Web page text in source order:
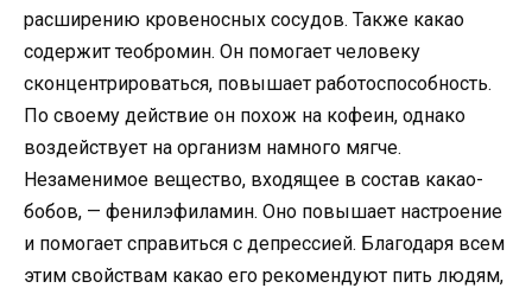
расширению кровеносных сосудов. Также какао
содержит теобромин. Он помогает человеку
сконцентрироваться, повышает работоспособность.
По своему действие он похож на кофеин, однако
воздействует на организм намного мягче.
Незаменимое вещество, входящее в состав какао-
бобов, — фенилэфиламин. Оно повышает настроение
и помогает справиться с депрессией. Благодаря всем
этим свойствам какао его рекомендуют пить людям,